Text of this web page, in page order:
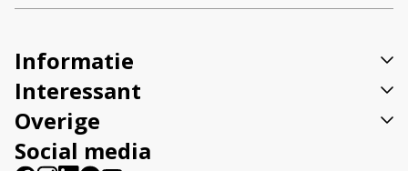
:
Informatie
Interessant
Overige
Social media